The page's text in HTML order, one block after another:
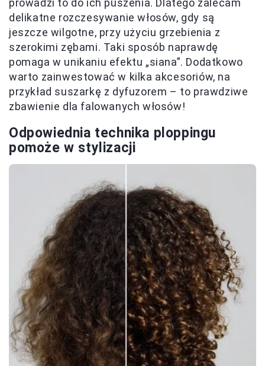
prowadzi to do ich puszenia. Dlatego zalecam
delikatne rozczesywanie włosów, gdy są
jeszcze wilgotne, przy użyciu grzebienia z
szerokimi zębami. Taki sposób naprawdę
pomaga w unikaniu efektu „siana”. Dodatkowo
warto zainwestować w kilka akcesoriów, na
przykład suszarkę z dyfuzorem – to prawdziwe
zbawienie dla falowanych włosów!
Odpowiednia technika ploppingu
pomoże w stylizacji